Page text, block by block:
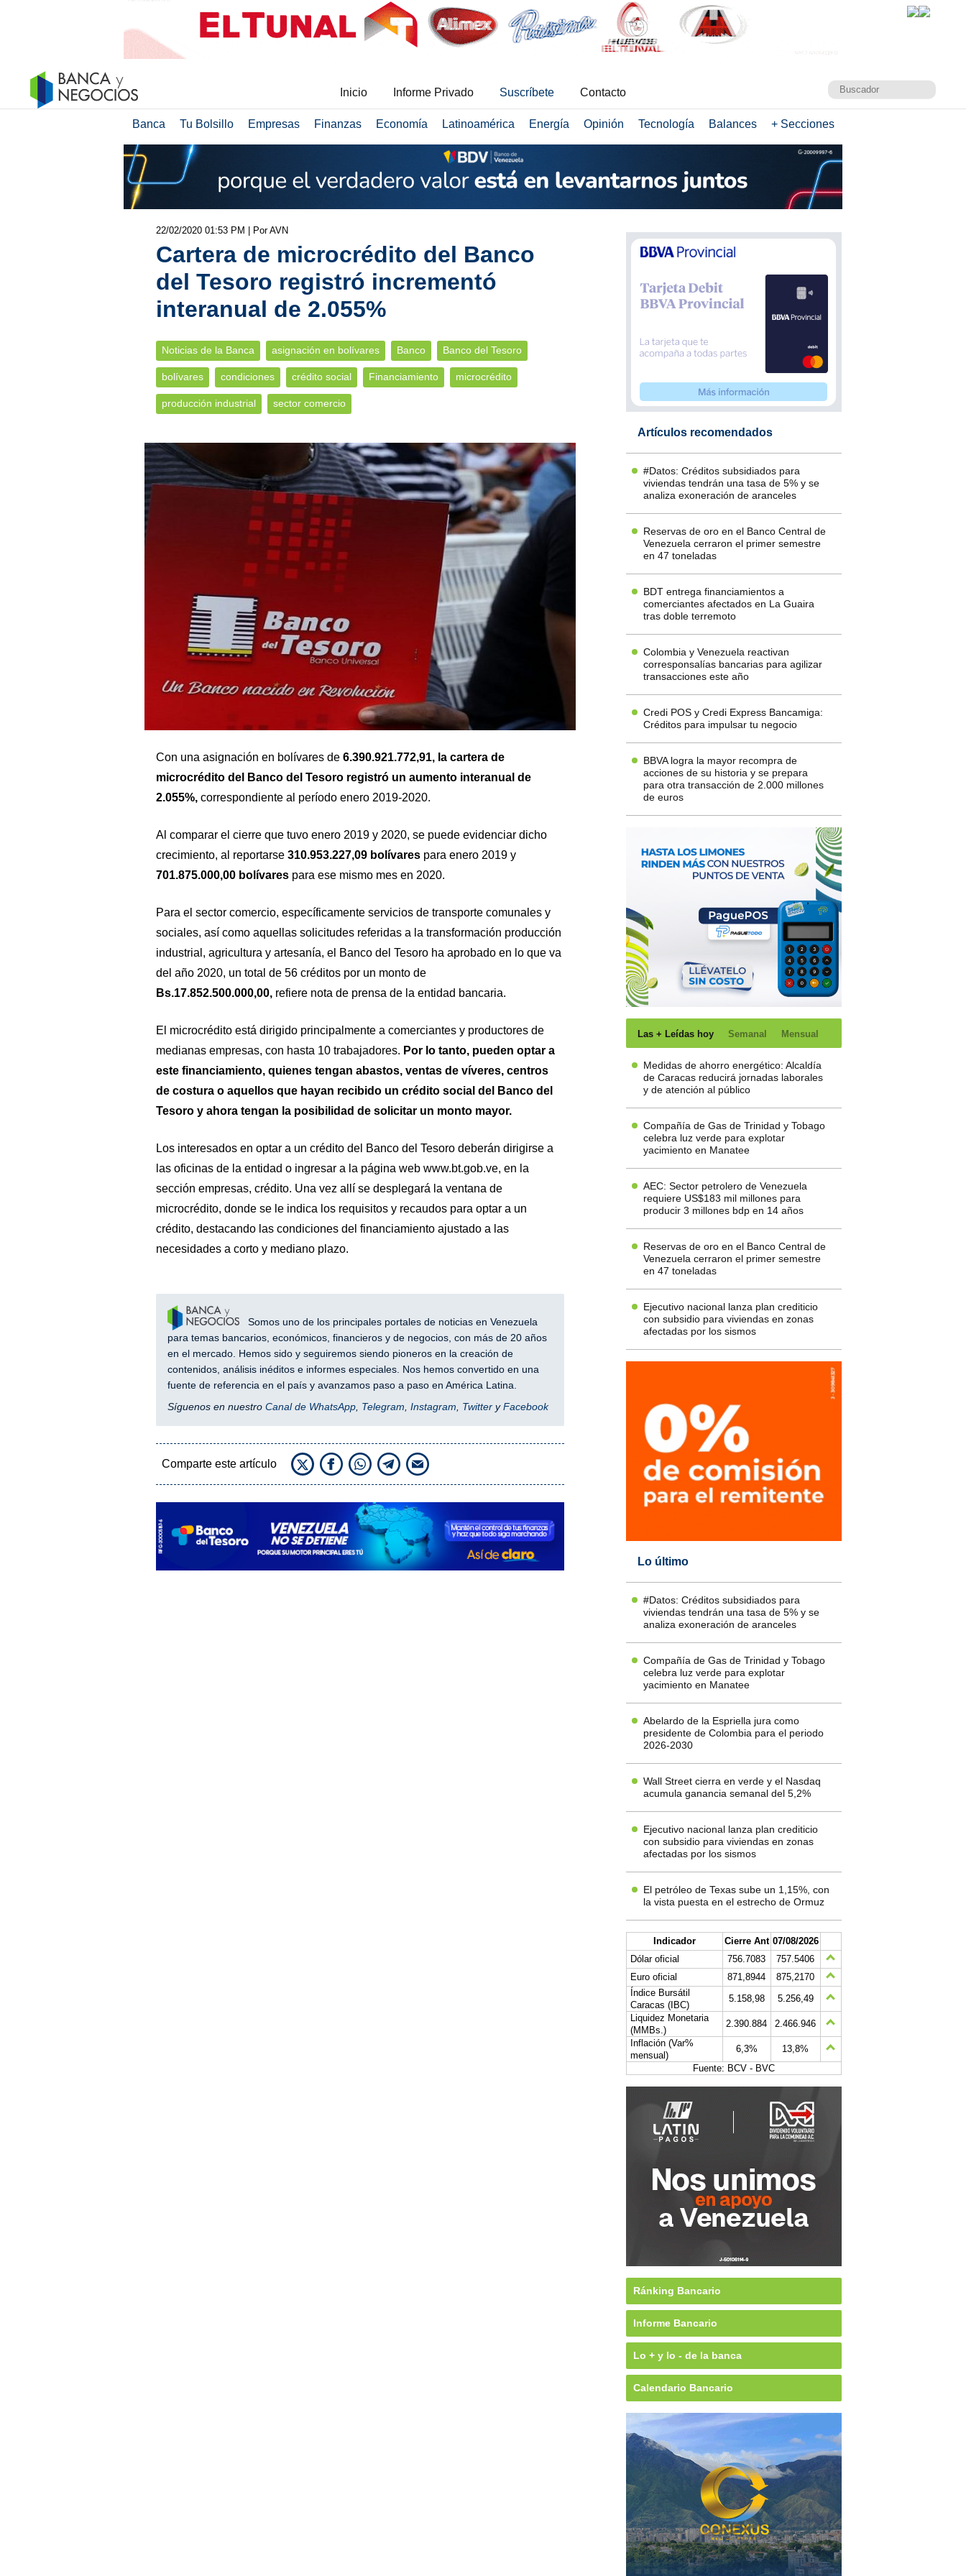
Inicio Informe Privado Suscríbete Contacto
Banca Tu Bolsillo Empresas Finanzas Economía Latinoamérica Energía Opinión Tecnología Balances + Secciones
22/02/2020 01:53 PM | Por AVN
Cartera de microcrédito del Banco
del Tesoro registró incrementó
interanual de 2.055%
Noticias de la Banca asignación en bolívares Banco Banco del Tesoro
bolívares condiciones crédito social Financiamiento microcrédito
producción industrial sector comercio
Con una asignación en bolívares de 6.390.921.772,91, la cartera de
microcrédito del Banco del Tesoro registró un aumento interanual de
2.055%, correspondiente al período enero 2019-2020.
Al comparar el cierre que tuvo enero 2019 y 2020, se puede evidenciar dicho
crecimiento, al reportarse 310.953.227,09 bolívares para enero 2019 y
701.875.000,00 bolívarespara ese mismo mes en 2020.
Para el sector comercio, específicamente servicios de transporte comunales y
sociales, así como aquellas solicitudes referidas a la transformación producción
industrial, agricultura y artesanía, el Banco del Tesoro ha aprobado en lo que va
del año 2020, un total de 56 créditos por un monto de
Bs.17.852.500.000,00,refiere nota de prensa de la entidad bancaria.
El microcrédito está dirigido principalmente a comerciantes y productores de
medianas empresas, con hasta 10 trabajadores. Por lo tanto, pueden optar a
este financiamiento, quienes tengan abastos, ventas de víveres, centros
de costura o aquellos que hayan recibido un crédito social del Banco del
Tesoro y ahora tengan la posibilidad de solicitar un monto mayor.
Los interesados en optar a un crédito del Banco del Tesoro deberán dirigirse a
las oficinas de la entidad o ingresar a la página web www.bt.gob.ve, en la
sección empresas, crédito. Una vez allí se desplegará la ventana de
microcrédito, donde se le indica los requisitos y recaudos para optar a un
crédito, destacando las condiciones del financiamiento ajustado a las
necesidades a corto y mediano plazo.
Somos uno de los principales portales de noticias en Venezuela
para temas bancarios, económicos, financieros y de negocios, con más de 20 años
en el mercado. Hemos sido y seguiremos siendo pioneros en la creación de
contenidos, análisis inéditos e informes especiales. Nos hemos convertido en una
fuente de referencia en el país y avanzamos paso a paso en América Latina.
Síguenos en nuestro Canal de WhatsApp, Telegram, Instagram, TwitteryFacebook
Comparte este artículo
Artículos recomendados
#Datos: Créditos subsidiados para
viviendas tendrán una tasa de 5% y se
analiza exoneración de aranceles
Reservas de oro en el Banco Central de
Venezuela cerraron el primer semestre
en 47 toneladas
BDT entrega financiamientos a
comerciantes afectados en La Guaira
tras doble terremoto
Colombia y Venezuela reactivan
corresponsalías bancarias para agilizar
transacciones este año
Credi POS y Credi Express Bancamiga:
Créditos para impulsar tu negocio
BBVA logra la mayor recompra de
acciones de su historia y se prepara
para otra transacción de 2.000 millones
de euros
Las + Leídas hoy Semanal Mensual
Medidas de ahorro energético: Alcaldía
de Caracas reducirá jornadas laborales
y de atención al público
Compañía de Gas de Trinidad y Tobago
celebra luz verde para explotar
yacimiento en Manatee
AEC: Sector petrolero de Venezuela
requiere US$183 mil millones para
producir 3 millones bdp en 14 años
Reservas de oro en el Banco Central de
Venezuela cerraron el primer semestre
en 47 toneladas
Ejecutivo nacional lanza plan crediticio
con subsidio para viviendas en zonas
afectadas por los sismos
Lo último
#Datos: Créditos subsidiados para
viviendas tendrán una tasa de 5% y se
analiza exoneración de aranceles
Compañía de Gas de Trinidad y Tobago
celebra luz verde para explotar
yacimiento en Manatee
Abelardo de la Espriella jura como
presidente de Colombia para el periodo
2026-2030
Wall Street cierra en verde y el Nasdaq
acumula ganancia semanal del 5,2%
Ejecutivo nacional lanza plan crediticio
con subsidio para viviendas en zonas
afectadas por los sismos
El petróleo de Texas sube un 1,15%, con
la vista puesta en el estrecho de Ormuz
Indicador Cierre Ant 07/08/2026
Dólar oficial
756.7083
757.5406
Euro oficial
871,8944
875,2170
Índice Bursátil
Caracas (IBC)
5.158,98
5.256,49
Liquidez Monetaria
(MMBs.)
2.390.884
2.466.946
Inflación (Var%
mensual)
6,3%
13,8%
Fuente: BCV - BVC
Ránking Bancario
Informe Bancario
Lo + y lo - de la banca
Calendario Bancario